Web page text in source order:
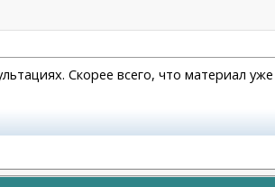
Скорее всего, что материал